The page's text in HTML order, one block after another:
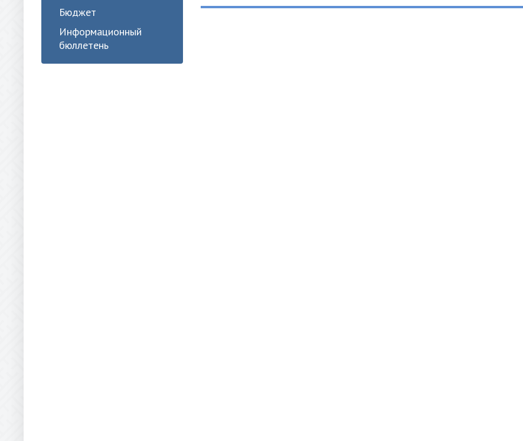
Бюджет
Информационный
бюллетень